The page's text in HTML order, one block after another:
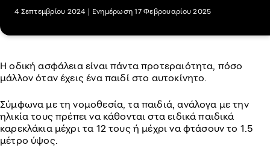
4 Σεπτεμβρίου 2024 | Ενημέρωση 17 Φεβρουαρίου 2025
Η οδική ασφάλεια είναι πάντα προτεραιότητα, πόσο
μάλλον όταν έχεις ένα παιδί στο αυτοκίνητο.
Σύμφωνα με τη νομοθεσία, τα παιδιά, ανάλογα με την
ηλικία τους πρέπει να κάθονται στα ειδικά παιδικά
καρεκλάκια μέχρι τα 12 τους ή μέχρι να φτάσουν το 1.5
μέτρο ύψος.